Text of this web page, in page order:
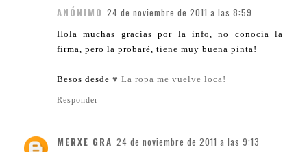
ANÓNIMO 24 de noviembre de 2011 a las 8:59
Hola muchas gracias por la info, no conocía la
firma, pero la probaré, tiene muy buena pinta!
Besos desde ♥ La ropa me vuelve loca!
Responder
MERXE GRA 24 de noviembre de 2011 a las 9:13